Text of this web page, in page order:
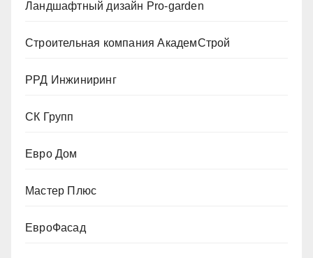
Ландшафтный дизайн Pro-garden
Строительная компания АкадемСтрой
РРД Инжиниринг
СК Групп
Евро Дом
Мастер Плюс
ЕвроФасад